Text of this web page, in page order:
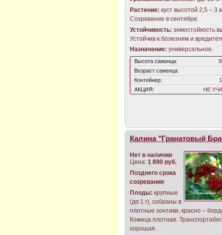
Растение: куст высотой 2,5 – 3
Созревание в сентябре.
Устойчивость: зимостойкость
Устойчив к болезням и
Назначение: универсальное.
Высота саженца:
Возраст саженца:
Контейнер:
АКЦИЯ:
НЕ
Калина "Гранатовый
Нет в наличии
Цена: 1 890 руб.
Позднего срока
созревания
Плоды: крупные
(до 1 г), собраны в
плотные зонтики, красно –
Кожица плотная.
хорошая.